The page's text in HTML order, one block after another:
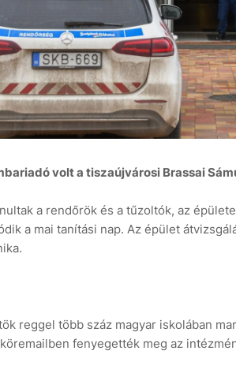
volt a tiszaújvárosi Brassai
a rendőrök és a tűzoltók, az
a mai tanítási nap. Az épület
reggel több száz magyar iskolában
fenyegették meg az